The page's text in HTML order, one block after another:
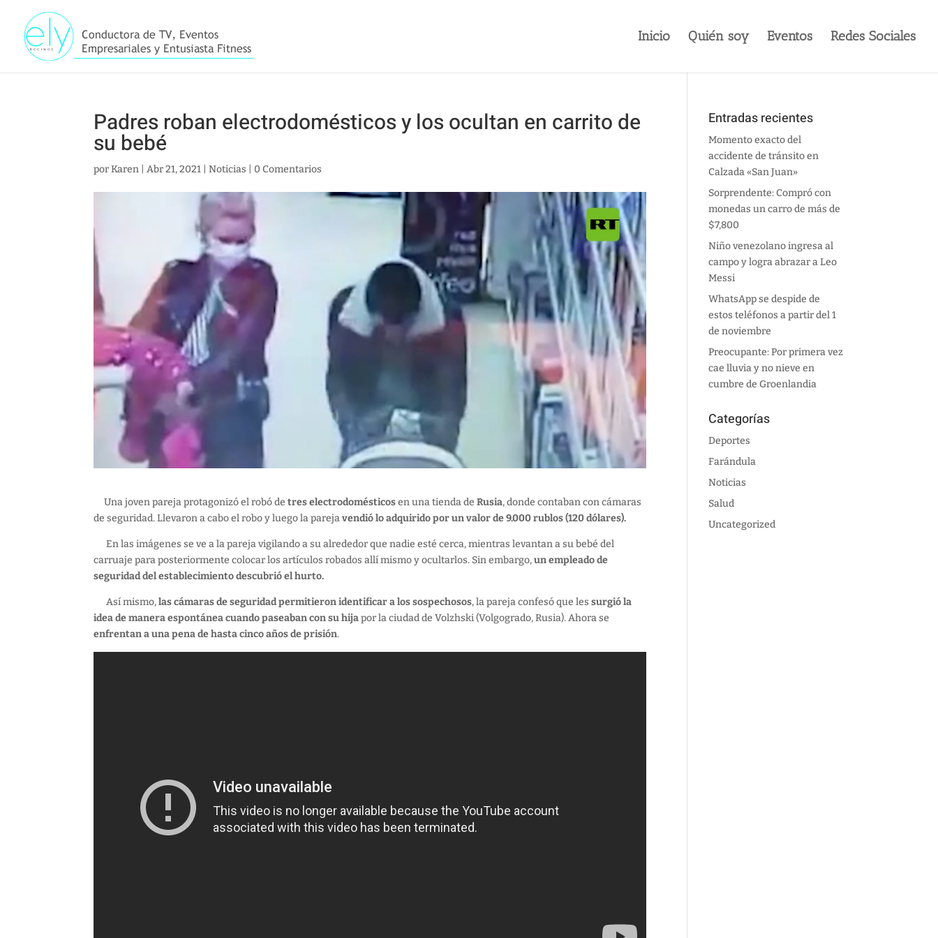
Inicio Quién soy Eventos Redes Sociales
Padres roban electrodomésticos y los ocultan en carrito de
su bebé
porKaren |Abr 21, 2021 |Noticias 0 Comentarios
Una joven pareja protagonizó el robó detres electrodomésticosen una tienda deRusia, donde contaban con cámaras
de seguridad. Llevaron a cabo el robo y luego la parejavendió lo adquirido por un valor de 9.000 rublos (120 dólares).
En las imágenes se ve a la pareja vigilando a su alrededor que nadie esté cerca, mientras levantan a su bebé del
carruaje para posteriormente colocar los artículos robados allí mismo y ocultarlos. Sin embargo,un empleado de
seguridad del establecimiento descubrió el hurto.
Así mismo,las cámaras de seguridad permitieron identificar a los sospechosos, la pareja confesó que lessurgió la
idea de manera espontánea cuando paseaban con su hijapor la ciudad de Volzhski (Volgogrado, Rusia). Ahora se
enfrentan a una pena de hasta cinco años de prisión.
Entradas recientes
Momento exacto del
accidente de tránsito en
Calzada «San Juan»
Sorprendente: Compró con
monedas un carro de más de
$7,800
Niño venezolano ingresa al
campo y logra abrazar a Leo
Messi
WhatsApp se despide de
estos teléfonos a partir del 1
de noviembre
Preocupante: Por primera vez
cae lluvia y no nieve en
cumbre de Groenlandia
Categorías
Deportes
Farándula
Noticias
Salud
Uncategorized